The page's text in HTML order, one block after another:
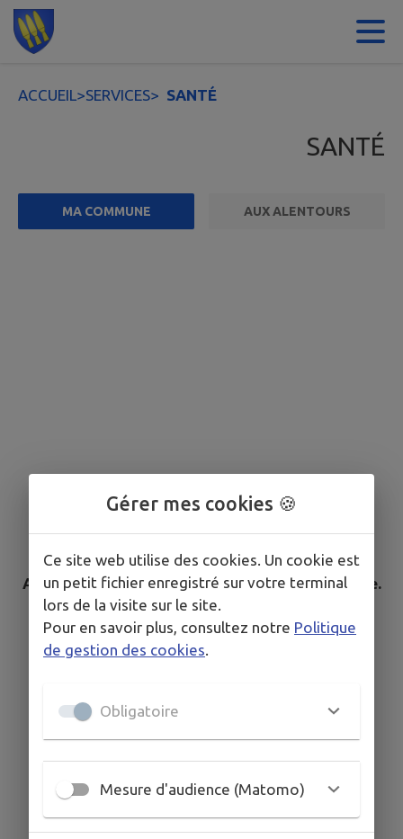
Contenu
ACCUEIL>SERVICES> SANTÉ
SANTÉ
MA COMMUNE AUX ALENTOURS
Aucun élément n'est référencé dans la commune.
Aucun professionel de santé trouvé.
Gérer mes cookies 🍪
Ce site web utilise des cookies. Un cookie est
un petit fichier enregistré sur votre terminal
lors de la visite sur le site.
Pour en savoir plus, consultez notre Politique
de gestion des cookies
Obligatoire
Mesure d'audience (Matomo)